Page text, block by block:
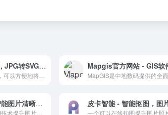
Vectorizer - 在线PNG, JPG转SVG工具
UpscalePics - 人工智能图片清晰化工具 皮卡智能 - 智能抠图，图